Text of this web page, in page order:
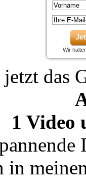
Wir
das
1 Video
in